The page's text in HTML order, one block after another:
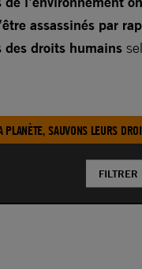
assassinés par
des droits humains